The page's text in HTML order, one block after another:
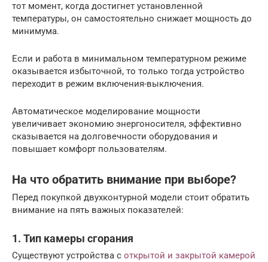
тот момент, когда достигнет установленной
температуры, он самостоятельно снижает мощность до
минимума.
Если и работа в минимальном температурном режиме
оказывается избыточной, то только тогда устройство
переходит в режим включения-выключения.
Автоматическое моделирование мощности
увеличивает экономию энергоносителя, эффективно
сказывается на долговечности оборудования и
повышает комфорт пользователям.
На что обратить внимание при выборе?
Перед покупкой двухконтурной модели стоит обратить
внимание на пять важных показателей:
1. Тип камеры сгорания
Существуют устройства с открытой и закрытой камерой